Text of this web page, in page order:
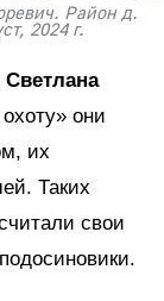
Район д.
2024 г.
Светлана
они
их
Таких
свои